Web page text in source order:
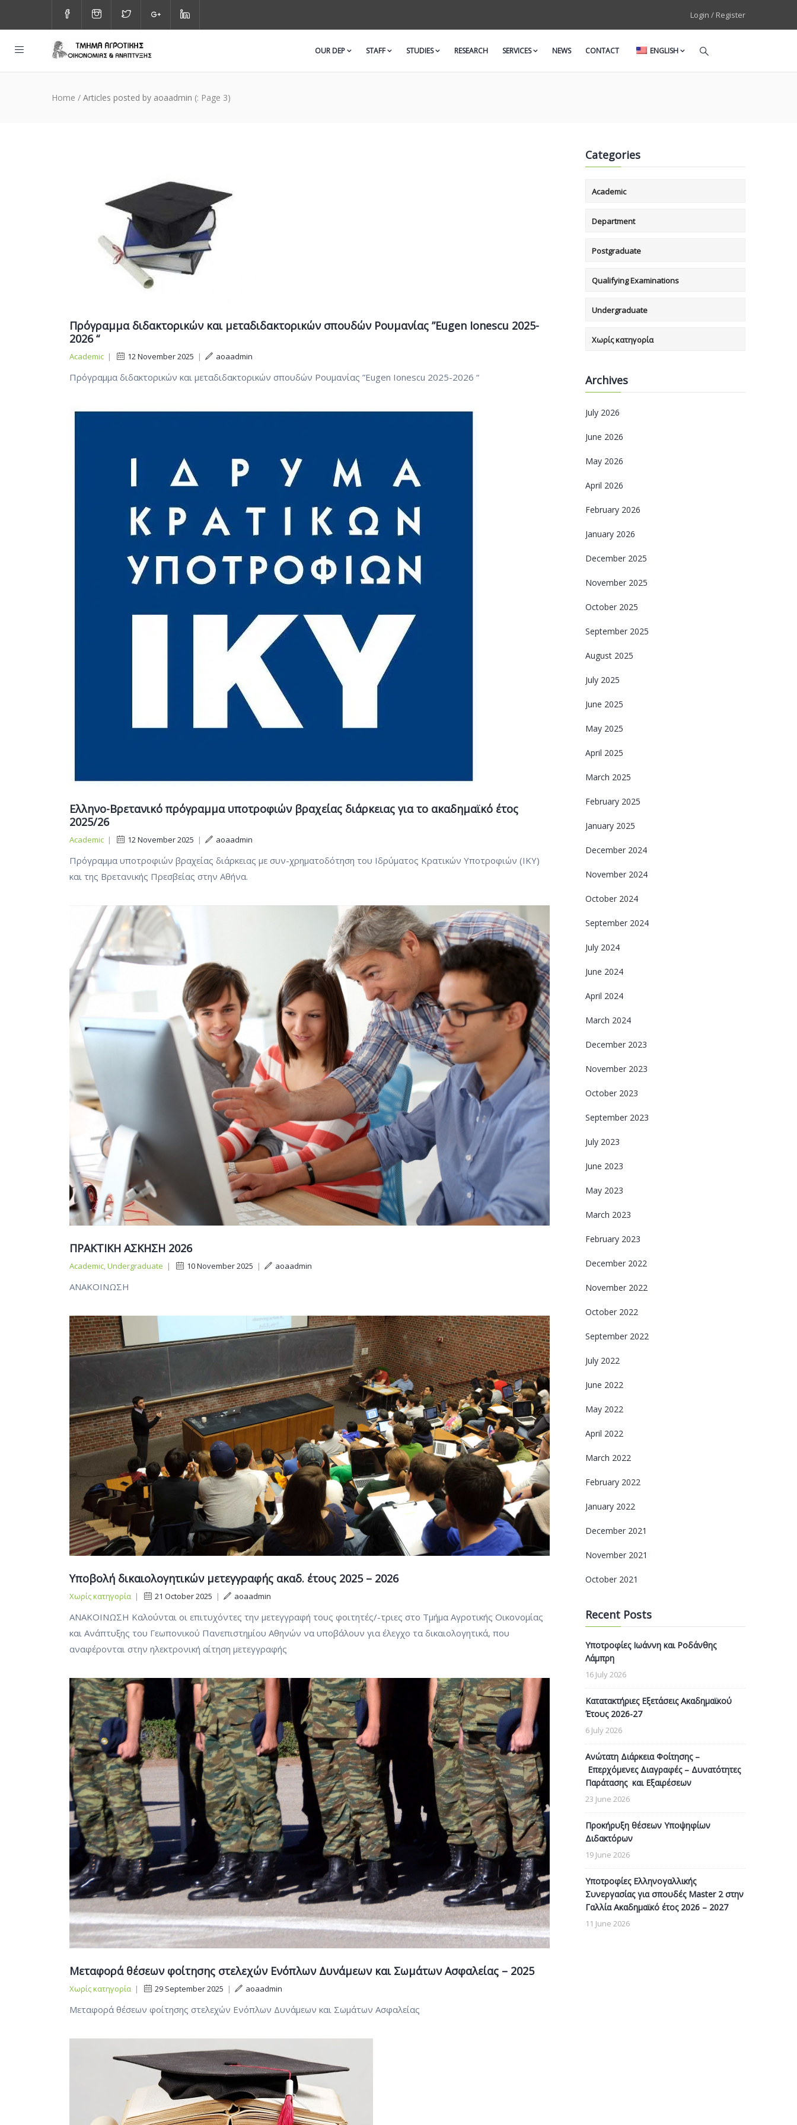
Login / Register
OUR DEP STAFF STUDIES RESEARCH SERVICES NEWS CONTACT ENGLISH
Home / Articles posted by aoaadmin (: Page 3)
Πρόγραμμα διδακτορικών και μεταδιδακτορικών σπουδών Ρουμανίας ”Eugen Ionescu 2025-
2026 “
Academic | 12 November 2025 | aoaadmin
Πρόγραμμα διδακτορικών και μεταδιδακτορικών σπουδών Ρουμανίας ”Eugen Ionescu 2025-2026 “
Ελληνο-Βρετανικό πρόγραμμα υποτροφιών βραχείας διάρκειας για το ακαδημαϊκό έτος
2025/26
Academic | 12 November 2025 | aoaadmin
Πρόγραμμα υποτροφιών βραχείας διάρκειας με συν-χρηματοδότηση του Ιδρύματος Κρατικών Υποτροφιών (ΙΚΥ)
και της Βρετανικής Πρεσβείας στην Αθήνα.
ΠΡΑΚΤΙΚΗ ΑΣΚΗΣΗ 2026
Academic,Undergraduate | 10 November 2025 | aoaadmin
ΑΝΑΚΟΙΝΩΣΗ
Υποβολή δικαιολογητικών μετεγγραφής ακαδ. έτους 2025 – 2026
Χωρίς κατηγορία | 21 October 2025 | aoaadmin
ΑΝΑΚΟΙΝΩΣΗ Καλούνται οι επιτυχόντες την μετεγγραφή τους φοιτητές/-τριες στο Τμήμα Αγροτικής Οικονομίας
και Ανάπτυξης του Γεωπονικού Πανεπιστημίου Αθηνών να υποβάλουν για έλεγχο τα δικαιολογητικά, που
αναφέρονται στην ηλεκτρονική αίτηση μετεγγραφής
Μεταφορά θέσεων φοίτησης στελεχών Ενόπλων Δυνάμεων και Σωμάτων Ασφαλείας – 2025
Χωρίς κατηγορία | 29 September 2025 | aoaadmin
Μεταφορά θέσεων φοίτησης στελεχών Ενόπλων Δυνάμεων και Σωμάτων Ασφαλείας
Categories
Academic
Department
Postgraduate
Qualifying Examinations
Undergraduate
Χωρίς κατηγορία
Archives
July 2026
June 2026
May 2026
April 2026
February 2026
January 2026
December 2025
November 2025
October 2025
September 2025
August 2025
July 2025
June 2025
May 2025
April 2025
March 2025
February 2025
January 2025
December 2024
November 2024
October 2024
September 2024
July 2024
June 2024
April 2024
March 2024
December 2023
November 2023
October 2023
September 2023
July 2023
June 2023
May 2023
March 2023
February 2023
December 2022
November 2022
October 2022
September 2022
July 2022
June 2022
May 2022
April 2022
March 2022
February 2022
January 2022
December 2021
November 2021
October 2021
Recent Posts
Υποτροφίες Ιωάννη και Ροδάνθης
Λάμπρη
16 July 2026
Κατατακτήριες Εξετάσεις Ακαδημαϊκού
Έτους 2026-27
6 July 2026
Ανώτατη Διάρκεια Φοίτησης –
Επερχόμενες Διαγραφές – Δυνατότητες
Παράτασης και Εξαιρέσεων
23 June 2026
Προκήρυξη θέσεων Υποψηφίων
Διδακτόρων
19 June 2026
Υποτροφίες Ελληνογαλλικής
Συνεργασίας για σπουδές Master 2 στην
Γαλλία Ακαδημαϊκό έτος 2026 – 2027
11 June 2026